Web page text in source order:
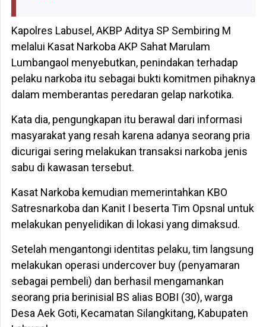
Kapolres Labusel, AKBP Aditya SP Sembiring M
melalui Kasat Narkoba AKP Sahat Marulam
Lumbangaol menyebutkan, penindakan terhadap
pelaku narkoba itu sebagai bukti komitmen pihaknya
dalam memberantas peredaran gelap narkotika.
Kata dia, pengungkapan itu berawal dari informasi
masyarakat yang resah karena adanya seorang pria
dicurigai sering melakukan transaksi narkoba jenis
sabu di kawasan tersebut.
Kasat Narkoba kemudian memerintahkan KBO
Satresnarkoba dan Kanit I beserta Tim Opsnal untuk
melakukan penyelidikan di lokasi yang dimaksud.
Setelah mengantongi identitas pelaku, tim langsung
melakukan operasi undercover buy (penyamaran
sebagai pembeli) dan berhasil mengamankan
seorang pria berinisial BS alias BOBI (30), warga
Desa Aek Goti, Kecamatan Silangkitang, Kabupaten